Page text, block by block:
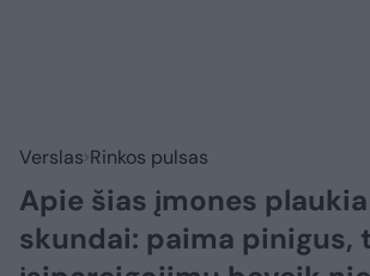
Verslas Rinkos pulsas
Apie šias įmones
skundai: paima pinigus,